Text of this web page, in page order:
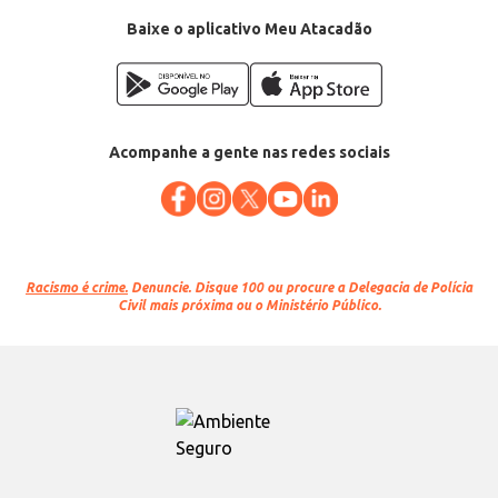
Baixe o aplicativo Meu Atacadão
Acompanhe a gente nas redes sociais
Racismo é crime. Denuncie. Disque 100 ou procure a Delegacia de Polícia
Civil mais próxima ou o Ministério Público.